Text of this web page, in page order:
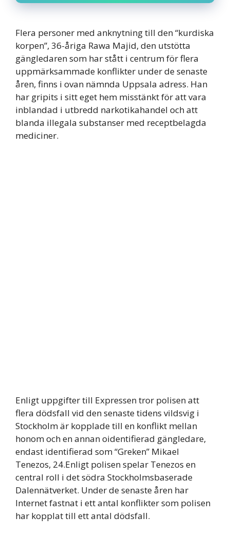
Flera personer med anknytning till den “kurdiska
korpen”, 36-åriga Rawa Majid, den utstötta
gängledaren som har stått i centrum för flera
uppmärksammade konflikter under de senaste
åren, finns i ovan nämnda Uppsala adress. Han
har gripits i sitt eget hem misstänkt för att vara
inblandad i utbredd narkotikahandel och att
blanda illegala substanser med receptbelagda
mediciner.
Enligt uppgifter till Expressen tror polisen att
flera dödsfall vid den senaste tidens vildsvig i
Stockholm är kopplade till en konflikt mellan
honom och en annan oidentifierad gängledare,
endast identifierad som “Greken” Mikael
Tenezos, 24.Enligt polisen spelar Tenezos en
central roll i det södra Stockholmsbaserade
Dalennätverket. Under de senaste åren har
Internet fastnat i ett antal konflikter som polisen
har kopplat till ett antal dödsfall.